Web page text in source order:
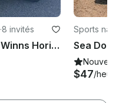
·8 invités
Location de bateau Four Winns Horizon 200 de 20 pieds, 8 places, Muskoka
Sports
Nouveau
$47/heure